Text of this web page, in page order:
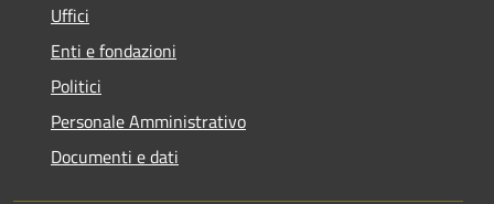
Uffici
Enti e fondazioni
Politici
Personale Amministrativo
Documenti e dati